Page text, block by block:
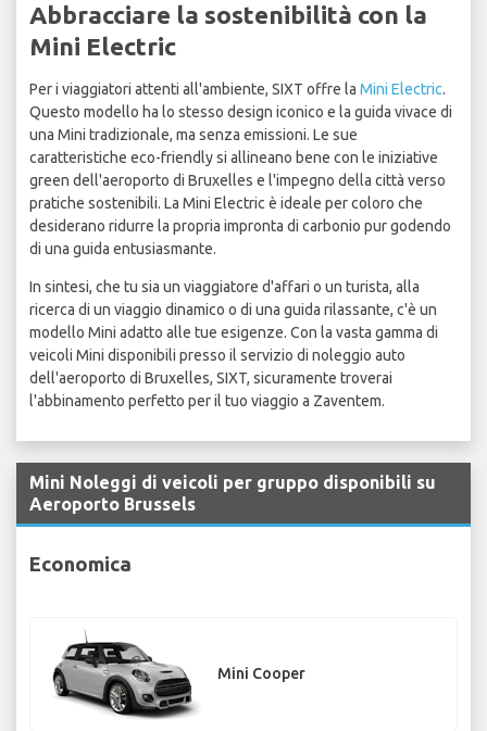
Abbracciare la sostenibilità con la
Mini Electric
Per i viaggiatori attenti all'ambiente, SIXT offre la Mini Electric.
Questo modello ha lo stesso design iconico e la guida vivace di
una Mini tradizionale, ma senza emissioni. Le sue
caratteristiche eco-friendly si allineano bene con le iniziative
green dell'aeroporto di Bruxelles e l'impegno della città verso
pratiche sostenibili. La Mini Electric è ideale per coloro che
desiderano ridurre la propria impronta di carbonio pur godendo
di una guida entusiasmante.
In sintesi, che tu sia un viaggiatore d'affari o un turista, alla
ricerca di un viaggio dinamico o di una guida rilassante, c'è un
modello Mini adatto alle tue esigenze. Con la vasta gamma di
veicoli Mini disponibili presso il servizio di noleggio auto
dell'aeroporto di Bruxelles, SIXT, sicuramente troverai
l'abbinamento perfetto per il tuo viaggio a Zaventem.
Mini Noleggi di veicoli per gruppo disponibili su
Aeroporto Brussels
Economica
Mini Cooper